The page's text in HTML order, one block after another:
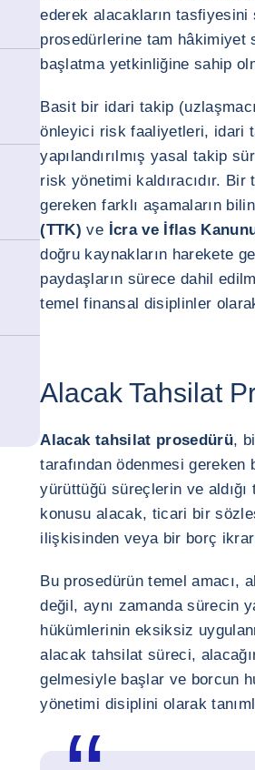
ederek alacakların
prosedürlerine tam hâkimiyet
başlatma yetkinliğine sahip
Basit bir idari takip
önleyici risk faaliyetleri, idari
yapılandırılmış yasal takip
risk yönetimi kaldıracıdır.
gereken farklı aşamaların
(TTK) ve İcra ve İflas
doğru kaynakların harekete
paydaşların sürece dahil
temel finansal disiplinler
Alacak Tahsilat
Alacak tahsilat prosedürü,
tarafından ödenmesi
yürüttüğü süreçlerin ve
konusu alacak, ticari bir
ilişkisinden veya bir borç
Bu prosedürün temel amacı,
değil, aynı zamanda sürecin
hükümlerinin eksiksiz
alacak tahsilat süreci,
gelmesiyle başlar ve borcun
yönetimi disiplini olarak